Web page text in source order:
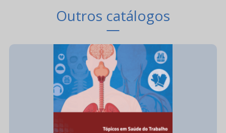
Outros catálogos